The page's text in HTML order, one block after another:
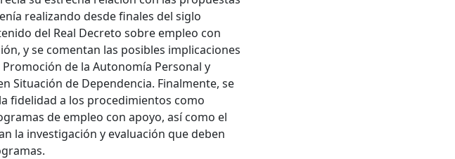
realizando desde finales del siglo
del Real Decreto sobre empleo con
y se comentan las posibles implicaciones
Promoción de la Autonomía Personal y
Situación de Dependencia. Finalmente, se
fidelidad a los procedimientos como
de empleo con apoyo, así como el
la investigación y evaluación que deben